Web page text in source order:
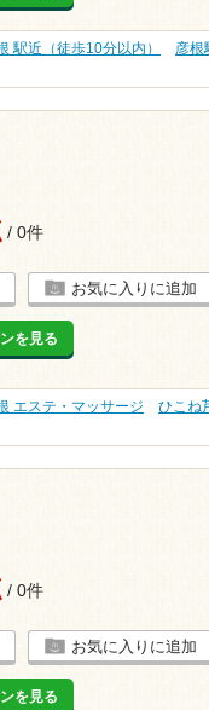
駅近（徒歩10分以内） 彦根
/ 0件
お気に入りに追加
を見る
エステ・マッサージ ひこね
/ 0件
お気に入りに追加
を見る